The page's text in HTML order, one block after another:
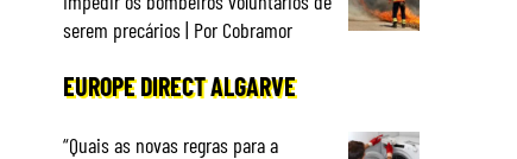
serem precários | Por Cobramor
EUROPE DIRECT ALGARVE
“Quais as novas regras para a